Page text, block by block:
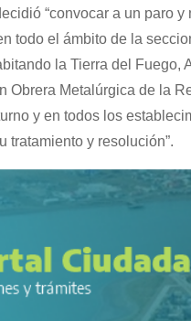
“convocar a un paro
todo el ámbito de la
la Tierra del Fuego,
Obrera Metalúrgica de la
y en todos los
tratamiento y resolución”.